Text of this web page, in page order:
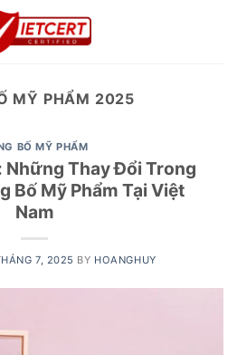
MỸ PHẨM 2025
BỐ MỸ PHẨM
Những Thay Đổi Trong
Bố Mỹ Phẩm Tại Việt
Nam
7, 2025 BY HOANGHUY